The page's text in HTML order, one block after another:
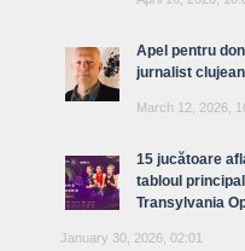
Apel pentru
jurnalist clujean
March 12, 2026,
15 jucătoare
tabloul
Transylvania
January 30, 2026, 02:01